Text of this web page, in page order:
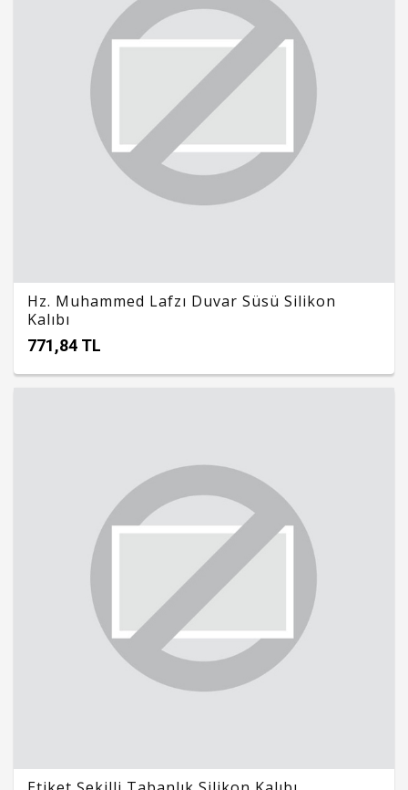
Hz. Muhammed Lafzı Duvar Süsü Silikon
Kalıbı
771,84 TL